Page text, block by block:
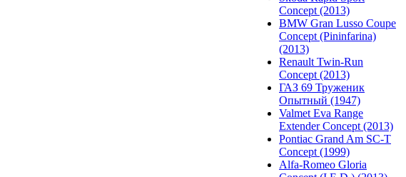
Concept (2013)
BMW Gran Lusso Coupe
Concept (Pininfarina)
(2013)
Renault Twin-Run
Concept (2013)
ГАЗ 69 Труженик
Опытный (1947)
Valmet Eva Range
Extender Concept (2013)
Pontiac Grand Am SC-T
Concept (1999)
Alfa-Romeo Gloria